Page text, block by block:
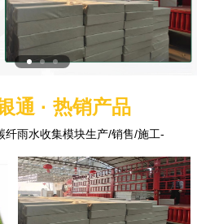
通 · 热销产品
纤雨水收集模块生产/销售/施工-